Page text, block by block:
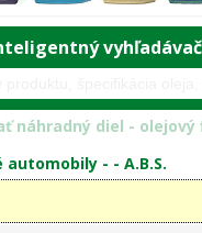
vyhľadávač
náhradný diel -
automobily - - A.B.S.